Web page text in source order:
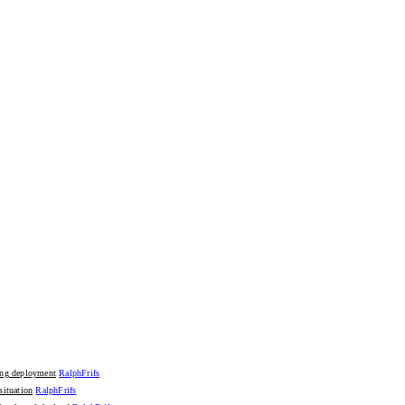
deployment RalphFrifs
RalphFrifs